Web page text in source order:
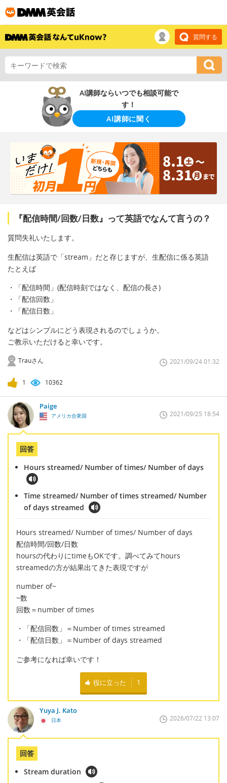
質問する
AI講師ならいつでも相談可能で
す！
AI講師に聞く
『配信時間/回数/日数』って英語でなんて言うの？
質問失礼いたします。
生配信は英語で「stream」だと存じますが、生配信に係る英語
たとえば
・「配信時間」(配信時刻ではなく、配信の長さ)
・「配信回数」
・「配信日数」
などはシンプルにどう表現されるのでしょうか。
ご教示いただけると幸いです。
Trauさん 2021/09/24 01:32
1 10362
Paige
アメリカ合衆国 2021/09/25 18:54
回答
Hours streamed/ Number of times/ Number of days
Time streamed/ Number of times streamed/ Number
of days streamed
Hours streamed/ Number of times/ Number of days
配信時間/回数/日数
hoursの代わりにtimeもOKです。調べてみてhours
streamedの方が結果出てきた表現ですが
number of~
~数
回数＝number of times
・「配信回数」＝Number of times streamed
・「配信日数」＝Number of days streamed
ご参考になれば幸いです！
役に立った 1
Yuya J. Kato
日本 2026/07/22 13:07
回答
Stream duration